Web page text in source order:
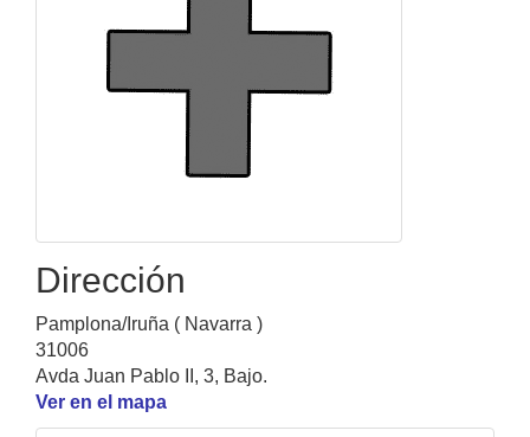
Dirección
Pamplona/Iruña ( Navarra )
31006
Avda Juan Pablo II, 3, Bajo.
Ver en el mapa